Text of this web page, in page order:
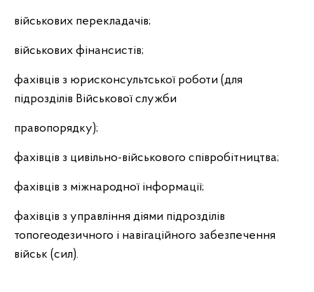
військових перекладачів;
військових фінансистів;
фахівців з юрисконсультської роботи (для
підрозділів Військової служби
правопорядку);
фахівців з цивільно-військового співробітництва;
фахівців з міжнародної інформації;
фахівців з управління діями підрозділів
топогеодезичного і навігаційного забезпечення
військ (сил).